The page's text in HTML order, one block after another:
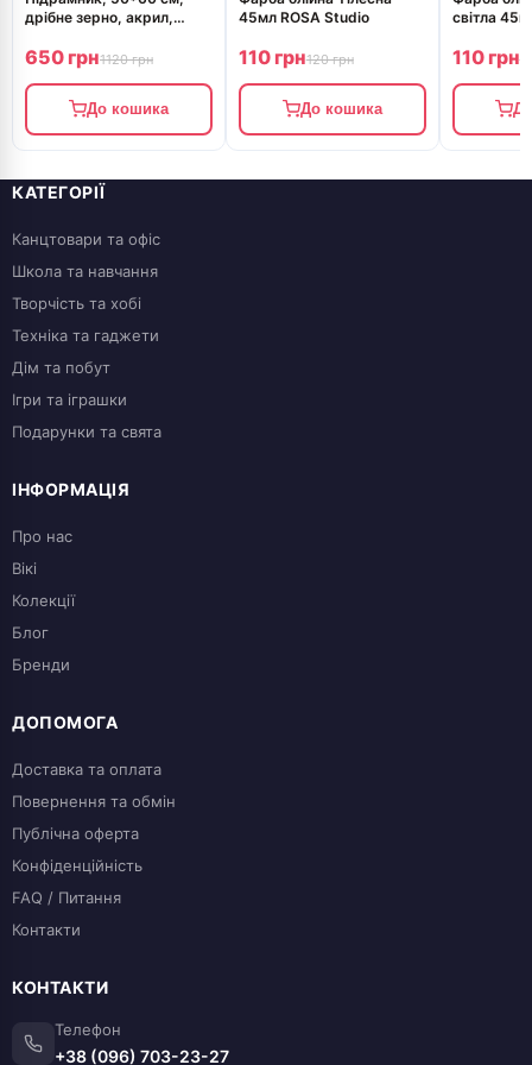
дрібне зерно, акрил,
650 грн1120 грн
До кошика
45мл ROSA Studio
110 грн120 грн
До кошика
світла
110 грн
КАТЕГОРІЇ
Канцтовари та офіс
Школа та навчання
Творчість та хобі
Техніка та гаджети
Дім та побут
Ігри та іграшки
Подарунки та свята
ІНФОРМАЦІЯ
Про нас
Вікі
Колекції
Блог
Бренди
ДОПОМОГА
Доставка та оплата
Повернення та обмін
Публічна оферта
Конфіденційність
FAQ / Питання
Контакти
КОНТАКТИ
Телефон
+38 (096) 703-23-27